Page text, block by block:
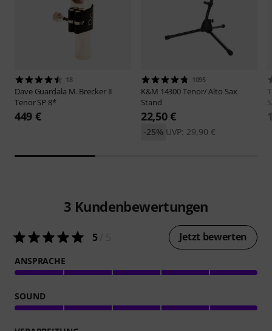
18
Dave Guardala M. Brecker II
Tenor SP 8*
449 €
1095
K&M 14300 Tenor/ Alto Sax
Stand
22,50 €
UVP: 29,90 €
-25%
3 Kundenbewertungen
5/ 5 Jetzt bewerten
ANSPRACHE
SOUND